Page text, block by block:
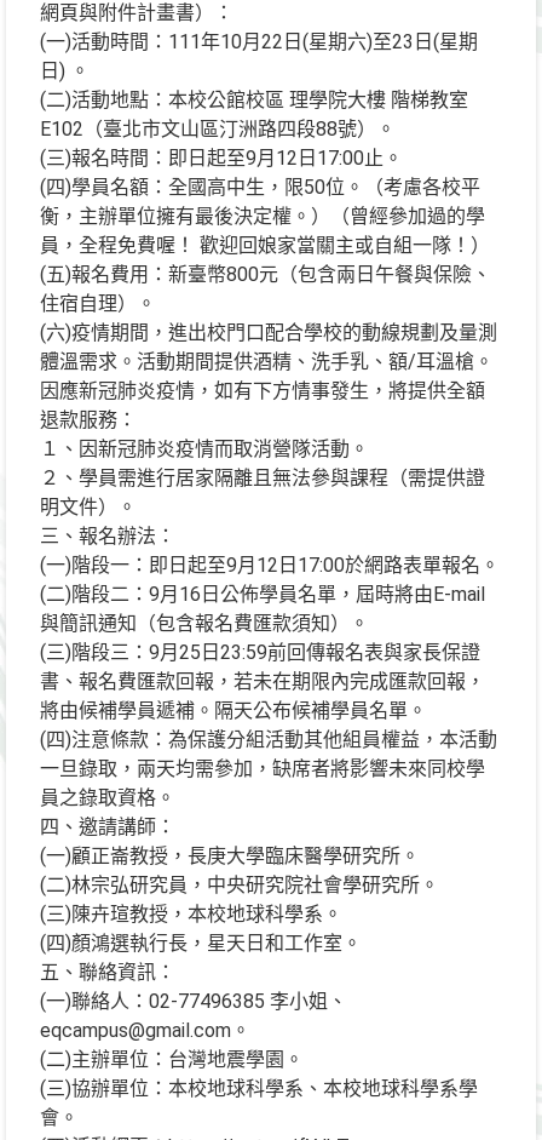
網頁與附件計畫書）：
(一)活動時間：111年10月22日(星期六)至23日(星期
日) 。
(二)活動地點：本校公館校區 理學院大樓 階梯教室
E102（臺北市文山區汀洲路四段88號）。
(三)報名時間：即日起至9月12日17:00止。
(四)學員名額：全國高中生，限50位。（考慮各校平
衡，主辦單位擁有最後決定權。）（曾經參加過的學
員，全程免費喔！ 歡迎回娘家當關主或自組一隊！）
(五)報名費用：新臺幣800元（包含兩日午餐與保險、
住宿自理）。
(六)疫情期間，進出校門口配合學校的動線規劃及量測
體溫需求。活動期間提供酒精、洗手乳、額/耳溫槍。
因應新冠肺炎疫情，如有下方情事發生，將提供全額
退款服務：
１、因新冠肺炎疫情而取消營隊活動。
２、學員需進行居家隔離且無法參與課程（需提供證
明文件）。
三、報名辦法：
(一)階段一：即日起至9月12日17:00於網路表單報名。
(二)階段二：9月16日公佈學員名單，屆時將由E-mail
與簡訊通知（包含報名費匯款須知）。
(三)階段三：9月25日23:59前回傳報名表與家長保證
書、報名費匯款回報，若未在期限內完成匯款回報，
將由候補學員遞補。隔天公布候補學員名單。
(四)注意條款：為保護分組活動其他組員權益，本活動
一旦錄取，兩天均需參加，缺席者將影響未來同校學
員之錄取資格。
四、邀請講師：
(一)顧正崙教授，長庚大學臨床醫學研究所。
(二)林宗弘研究員，中央研究院社會學研究所。
(三)陳卉瑄教授，本校地球科學系。
(四)顏鴻選執行長，星天日和工作室。
五、聯絡資訊：
(一)聯絡人：02-77496385 李小姐、
eqcampus@gmail.com。
(二)主辦單位：台灣地震學園。
(三)協辦單位：本校地球科學系、本校地球科學系學
會。